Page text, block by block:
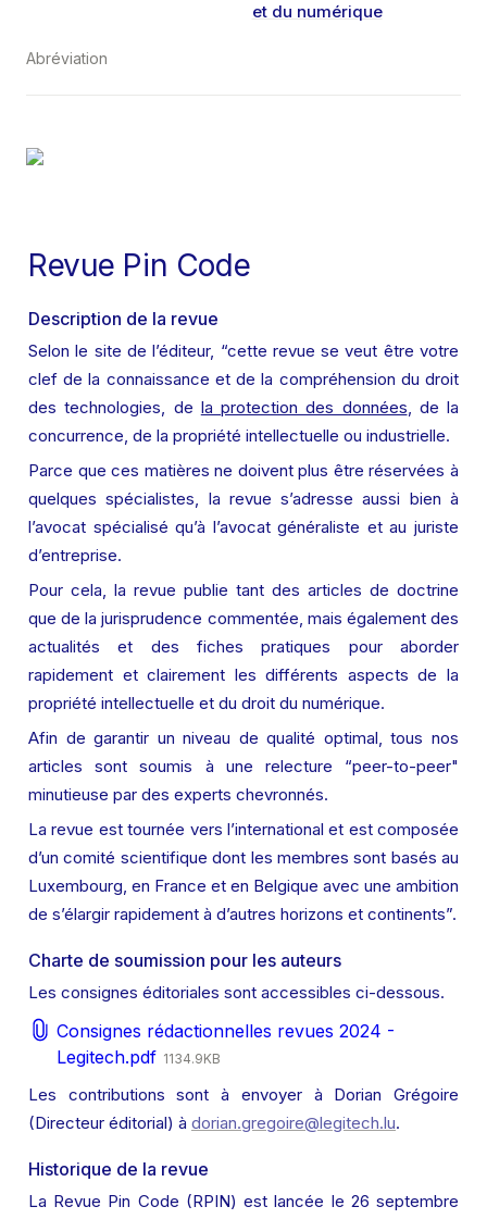
et du numérique
Abréviation
Revue Pin Code
Description de la revue
Selon le site de l’éditeur, “cette revue se veut être votre
clef de la connaissance et de la compréhension du droit
des technologies, de la protection des données, de la
concurrence, de la propriété intellectuelle ou industrielle.
Parce que ces matières ne doivent plus être réservées à
quelques spécialistes, la revue s’adresse aussi bien à
l’avocat spécialisé qu’à l’avocat généraliste et au juriste
d’entreprise.
Pour cela, la revue publie tant des articles de doctrine
que de la jurisprudence commentée, mais également des
actualités et des fiches pratiques pour aborder
rapidement et clairement les différents aspects de la
propriété intellectuelle et du droit du numérique.
Afin de garantir un niveau de qualité optimal, tous nos
articles sont soumis à une relecture “peer-to-peer"
minutieuse par des experts chevronnés.
La revue est tournée vers l’international et est composée
d’un comité scientifique dont les membres sont basés au
Luxembourg, en France et en Belgique avec une ambition
de s’élargir rapidement à d’autres horizons et continents”.
Charte de soumission pour les auteurs
Les consignes éditoriales sont accessibles ci-dessous.
Consignes rédactionnelles revues 2024 -
Legitech.pdf 1134.9KB
Les contributions sont à envoyer à Dorian Grégoire
(Directeur éditorial) à dorian.gregoire@legitech.lu.
Historique de la revue
La Revue Pin Code (RPIN) est lancée le 26 septembre